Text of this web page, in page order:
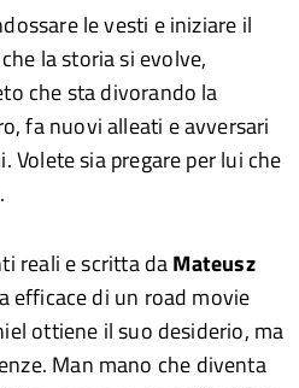
le vesti e iniziare il
la storia si evolve,
che sta divorando la
fa nuovi alleati e avversari
Volete sia pregare per lui che
reali e scritta daMateusz
efficace di un road movie
ottiene il suo desiderio, ma
Man mano che diventa